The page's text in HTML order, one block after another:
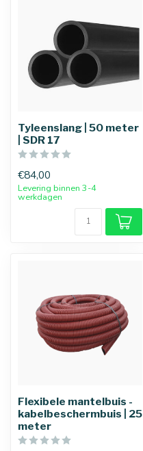
Tyleenslang | 50 meter
| SDR 17
€84,00
Levering binnen 3-4
werkdagen
Flexibele mantelbuis -
kabelbeschermbuis | 25
meter